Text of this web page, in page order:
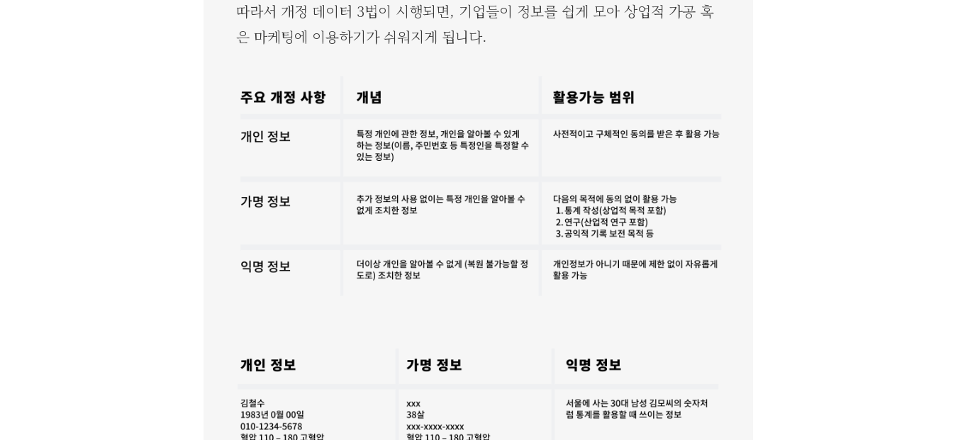
따라서 개정 데이터 3법이 시행되면, 기업들이 정보를 쉽게 모아 상업적 가공 혹
은 마케팅에 이용하기가 쉬워지게 됩니다.